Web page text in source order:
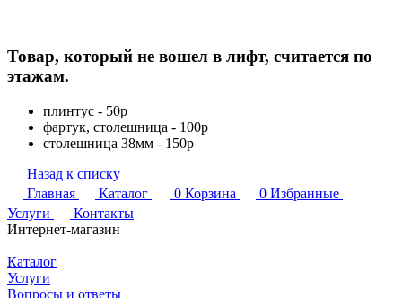
Товар, который не вошел в лифт, считается по
этажам.
плинтус - 50р
фартук, столешница - 100р
столешница 38мм - 150р
Назад к списку
Главная
Каталог 0 Корзина 0 Избранные
Услуги
Контакты
Интернет-магазин
Каталог
Услуги
Вопросы и ответы